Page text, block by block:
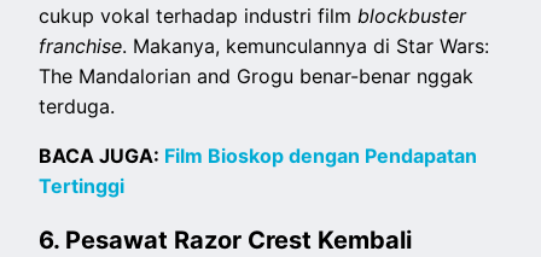
cukup vokal terhadap industri filmblockbuster
franchise. Makanya, kemunculannya di Star Wars:
The Mandalorian and Grogu benar-benar nggak
terduga.
BACA JUGA: Film Bioskop dengan Pendapatan
Tertinggi
6. Pesawat Razor Crest Kembali